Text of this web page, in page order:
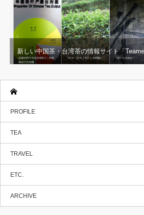
新しい中国茶・台湾茶の情報サイト「
PROFILE
TEA
TRAVEL
ETC.
ARCHIVE